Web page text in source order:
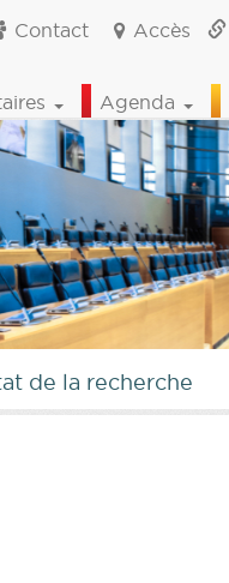
Contact Accès
Agenda
de la recherche